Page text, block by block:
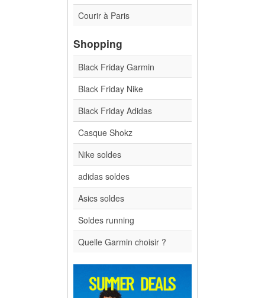
Courir à Paris
Shopping
Black Friday Garmin
Black Friday Nike
Black Friday Adidas
Casque Shokz
Nike soldes
adidas soldes
Asics soldes
Soldes running
Quelle Garmin choisir ?